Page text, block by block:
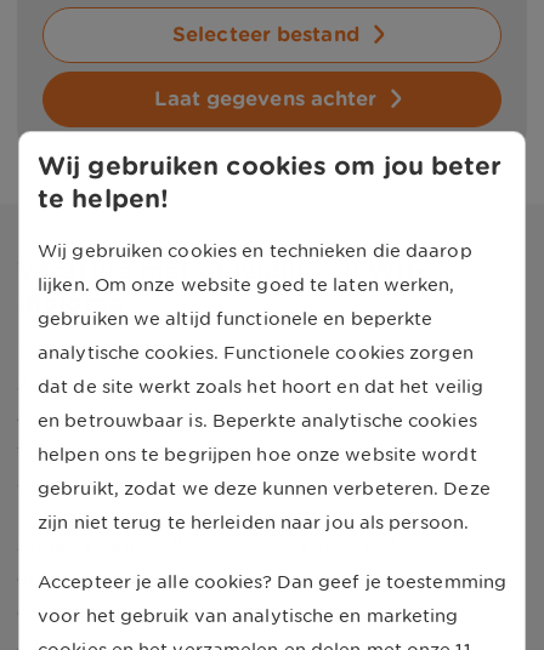
Selecteer bestand
Laat gegevens achter
diploma
In de eerste weken volg je de UnitedConsumers
Academy en zorgen wij ervoor dat je het product
autoverzekeringen leert kennen en eigen maakt. Je
telefonische en schriftelijke vaardigheden worden
getraind en verder ontwikkeld.
opleidingstraject vervolgt met de werkzaamheden bij
een schadebehandeling. Je zal hierbij de
Wij gebruiken cookies om jou beter
te helpen!
Wij gebruiken cookies en technieken die daarop
lijken. Om onze website goed te laten werken,
gebruiken we altijd functionele en beperkte
analytische cookies. Functionele cookies zorgen
dat de site werkt zoals het hoort en dat het veilig
en betrouwbaar is. Beperkte analytische cookies
helpen ons te begrijpen hoe onze website wordt
gebruikt, zodat we deze kunnen verbeteren. Deze
zijn niet terug te herleiden naar jou als persoon.
Accepteer je alle cookies? Dan geef je toestemming
voor het gebruik van analytische en marketing